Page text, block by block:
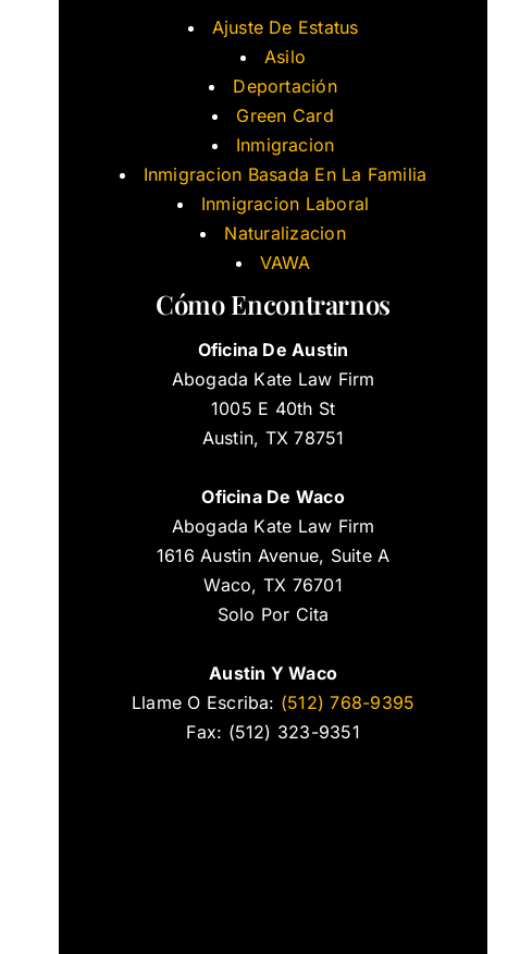
Ajuste De Estatus
Asilo
Deportación
Green Card
Inmigracion
Inmigracion Basada En La Familia
Inmigracion Laboral
Naturalizacion
VAWA
Cómo Encontrarnos
Oficina De Austin
Abogada Kate Law Firm
1005 E 40th St
Austin, TX 78751
Oficina De Waco
Abogada Kate Law Firm
1616 Austin Avenue, Suite A
Waco, TX 76701
Solo Por Cita
Austin Y Waco
Llame O Escriba: (512) 768-9395
Fax: (512) 323-9351